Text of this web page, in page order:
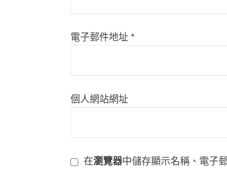
電子郵件地址 *
個人網站網址
在瀏覽器中儲存顯示名稱、電子